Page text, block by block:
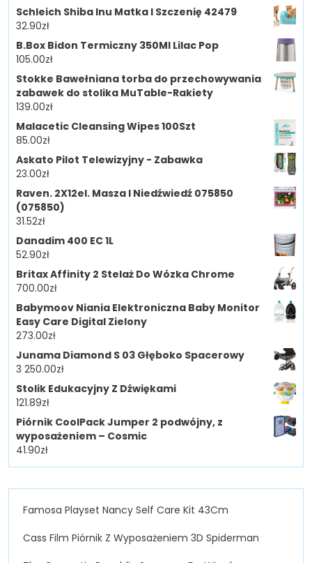
Schleich Shiba Inu Matka I Szczenię 42479
32.90zł
B.Box Bidon Termiczny 350Ml Lilac Pop
105.00zł
Stokke Bawełniana torba do przechowywania
zabawek do stolika MuTable-Rakiety
139.00zł
Malacetic Cleansing Wipes 100Szt
85.00zł
Askato Pilot Telewizyjny - Zabawka
23.00zł
Raven. 2X12el. Masza I Niedźwiedź 075850
(075850)
31.52zł
Danadim 400 EC 1L
52.90zł
Britax Affinity 2 Stelaż Do Wózka Chrome
700.00zł
Babymoov Niania Elektroniczna Baby Monitor
Easy Care Digital Zielony
273.00zł
Junama Diamond S 03 Głęboko Spacerowy
3 250.00zł
Stolik Edukacyjny Z Dźwiękami
121.89zł
Piórnik CoolPack Jumper 2 podwójny, z
wyposażeniem – Cosmic
41.90zł
Famosa Playset Nancy Self Care Kit 43Cm
Cass Film Piórnik Z Wyposażeniem 3D Spiderman